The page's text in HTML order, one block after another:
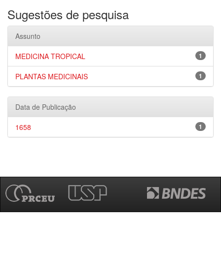
Sugestões de pesquisa
Assunto
1
MEDICINA TROPICAL
1
PLANTAS MEDICINAIS
Data de Publicação
1
1658